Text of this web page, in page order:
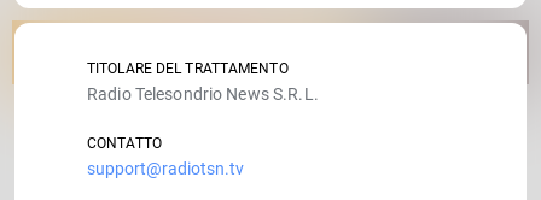
TITOLARE DEL TRATTAMENTO
Radio Telesondrio News S.R.L.
CONTATTO
support@radiotsn.tv